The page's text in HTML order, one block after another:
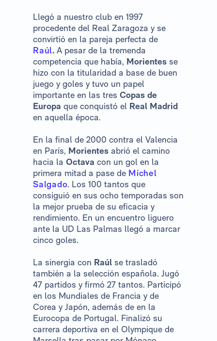
Llegó a nuestro club en 1997
procedente del Real Zaragoza y se
convirtió en la pareja perfecta de
Raúl. A pesar de la tremenda
competencia que había, Morientes se
hizo con la titularidad a base de buen
juego y goles y tuvo un papel
importante en las tres Copas de
Europa que conquistó el Real Madrid
en aquella época.
En la final de 2000 contra el Valencia
en París, Morientes abrió el camino
hacia la Octava con un gol en la
primera mitad a pase de Míchel
Salgado. Los 100 tantos que
consiguió en sus ocho temporadas son
la mejor prueba de su eficacia y
rendimiento. En un encuentro liguero
ante la UD Las Palmas llegó a marcar
cinco goles.
La sinergia con Raúl se trasladó
también a la selección española. Jugó
47 partidos y firmó 27 tantos. Participó
en los Mundiales de Francia y de
Corea y Japón, además de en la
Eurocopa de Portugal. Finalizó su
carrera deportiva en el Olympique de